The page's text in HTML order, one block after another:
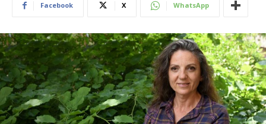
Facebook X WhatsApp